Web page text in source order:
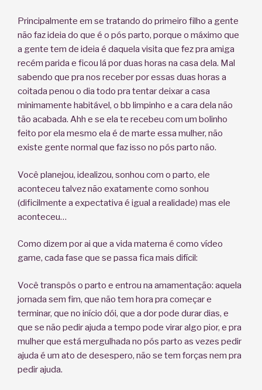
Principalmente em se tratando do primeiro filho a gente
não faz ideia do que é o pós parto, porque o máximo que
a gente tem de ideia é daquela visita que fez pra amiga
recém parida e ficou lá por duas horas na casa dela. Mal
sabendo que pra nos receber por essas duas horas a
coitada penou o dia todo pra tentar deixar a casa
minimamente habitável, o bb limpinho e a cara dela não
tão acabada. Ahh e se ela te recebeu com um bolinho
feito por ela mesmo ela é de marte essa mulher, não
existe gente normal que faz isso no pós parto não.
Você planejou, idealizou, sonhou com o parto, ele
aconteceu talvez não exatamente como sonhou
(dificilmente a expectativa é igual a realidade) mas ele
aconteceu…
Como dizem por ai que a vida materna é como vídeo
game, cada fase que se passa fica mais difícil:
Você transpôs o parto e entrou na amamentação: aquela
jornada sem fim, que não tem hora pra começar e
terminar, que no início dói, que a dor pode durar dias, e
que se não pedir ajuda a tempo pode virar algo pior, e pra
mulher que está mergulhada no pós parto as vezes pedir
ajuda é um ato de desespero, não se tem forças nem pra
pedir ajuda.